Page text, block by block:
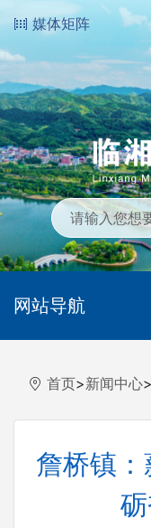
媒体矩阵
网站导航
首页>新闻中心>
詹桥镇